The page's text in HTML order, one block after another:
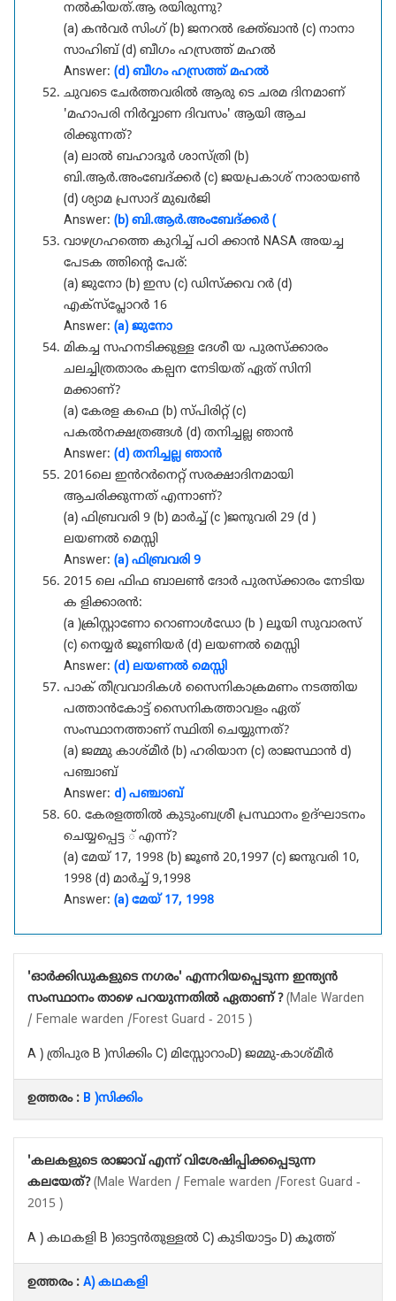
നൽകിയത്.ആ രയിരുന്നു?
(a) കൻവർ സിംഗ് (b) ജനറൽ ഭക്ത്ഖാൻ (c) നാനാ
സാഹിബ് (d) ബീഗം ഹസ്രത്ത് മഹൽ
Answer: (d) ബീഗം ഹസ്രത്ത് മഹൽ
ചുവടെ ചേർത്തവരിൽ ആരു ടെ ചരമ ദിനമാണ്
'മഹാപരി നിർവ്വാണ ദിവസം' ആയി ആച
രിക്കുന്നത്?
(a) ലാൽ ബഹാദൂർ ശാസ്ത്രി (b)
ബി.ആർ.അംബേദ്ക്കർ (c) ജയപ്രകാശ് നാരായൺ
(d) ശ്യാമ പ്രസാദ് മുഖർജി
Answer: (b) ബി.ആർ.അംബേദ്ക്കർ (
വാഴഗ്രഹത്തെ കുറിച്ച് പഠി ക്കാൻ NASA അയച്ച
പേടക ത്തിന്റെ പേര്:
(a) ജുനോ (b) ഇസ (c) ഡിസ്ക്കവ റർ (d)
എക്സ്പ്ലോറർ 16
Answer: (a) ജുനോ
മികച്ച സഹനടിക്കുള്ള ദേശീ യ പുരസ്ക്കാരം
ചലച്ചിത്രതാരം കല്പന നേടിയത് ഏത് സിനി
മക്കാണ്?
(a) കേരള കഫെ (b) സ്പിരിറ്റ് (c)
പകൽനക്ഷത്രങ്ങൾ (d) തനിച്ചല്ല ഞാൻ
Answer: (d) തനിച്ചല്ല ഞാൻ
2016ലെ ഇൻറർനെറ്റ് സരക്ഷാദിനമായി
ആചരിക്കുന്നത് എന്നാണ്?
(a) ഫിബ്രവരി 9 (b) മാർച്ച് (c )ജനുവരി 29 (d )
ലയണൽ മെസ്സി
Answer: (a) ഫിബ്രവരി 9
2015 ലെ ഫിഫ ബാലൺ ദോർ പുരസ്ക്കാരം നേടിയ
ക ളിക്കാരൻ:
(a )ക്രിസ്റ്റാണോ റൊണാൾഡോ (b ) ലൂയി സുവാരസ്
(c) നെയ്യർ ജൂണിയർ (d) ലയണൽ മെസ്സി
Answer: (d) ലയണൽ മെസ്സി
പാക് തീവ്രവാദികൾ സൈനികാക്രമണം നടത്തിയ
പത്താൻകോട്ട് സൈനികത്താവളം ഏത്
സംസ്ഥാനത്താണ് സ്ഥിതി ചെയ്യുന്നത്?
(a) ജമ്മു കാശ്മീർ (b) ഹരിയാന (c) രാജസ്ഥാൻ d)
പഞ്ചാബ്
Answer: d) പഞ്ചാബ്
60. കേരളത്തിൽ കുടുംബശ്രീ പ്രസ്ഥാനം ഉദ്ഘാടനം
ചെയ്യപ്പെട്ട ് എന്ന്?
(a) മേയ്‌ 17, 1998 (b) ജൂൺ 20,1997 (c) ജനുവരി 10,
1998 (d) മാർച്ച് 9,1998
Answer: (a) മേയ്‌ 17, 1998
'ഓർക്കിഡുകളുടെ നഗരം' എന്നറിയപ്പെടുന്ന ഇന്ത്യൻ
സംസ്ഥാനം താഴെ പറയുന്നതിൽ ഏതാണ് ?(Male Warden
/ Female warden /Forest Guard - 2015 )
A ) ത്രിപുര B )സിക്കിം C) മിസ്സോറാംD) ജമ്മു-കാശ്മീർ
ഉത്തരം : B )സിക്കിം
'കലകളുടെ രാജാവ് എന്ന് വിശേഷിപ്പിക്കപ്പെടുന്ന
കലയേത്?(Male Warden / Female warden /Forest Guard -
2015 )
A ) കഥകളി B )ഓട്ടൻതുള്ളൽ C) കുടിയാട്ടം D) കൂത്ത്
ഉത്തരം : A) കഥകളി